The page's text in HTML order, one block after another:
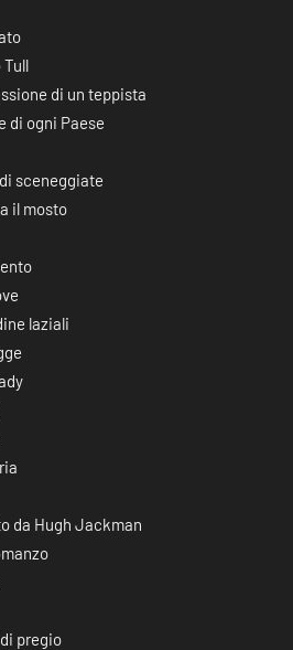
Tull
di un teppista
di ogni Paese
sceneggiate
il mosto
laziali
da Hugh Jackman
pregio